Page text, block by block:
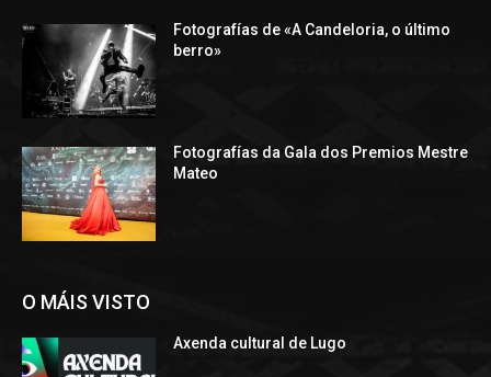
Fotografías de «A Candeloria, o último
berro»
Fotografías da Gala dos Premios Mestre
Mateo
O MÁIS VISTO
Axenda cultural de Lugo